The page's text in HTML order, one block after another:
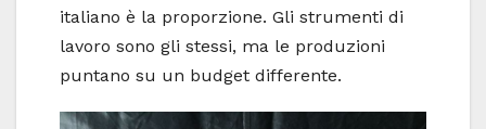
italiano è la proporzione. Gli strumenti di
lavoro sono gli stessi, ma le produzioni
puntano su un budget differente.